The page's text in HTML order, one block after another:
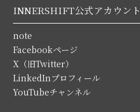
INNERSHIFT公式アカウント
note
Facebookページ
X（旧Twitter）
LinkedInプロフィール
YouTubeチャンネル